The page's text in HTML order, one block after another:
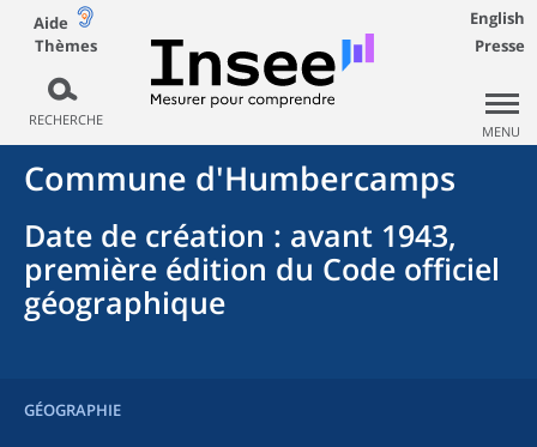
Aide
Thèmes
RECHERCHE
English
Presse
MENU
Commune d'Humbercamps
Date de création : avant 1943,
première édition du Code officiel
géographique
GÉOGRAPHIE